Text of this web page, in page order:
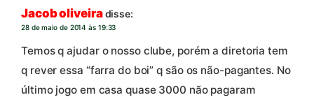
Jacob oliveiradisse:
28 de maio de 2014 às 19:33
Temos q ajudar o nosso clube, porém a diretoria tem
q rever essa “farra do boi” q são os não-pagantes. No
último jogo em casa quase 3000 não pagaram